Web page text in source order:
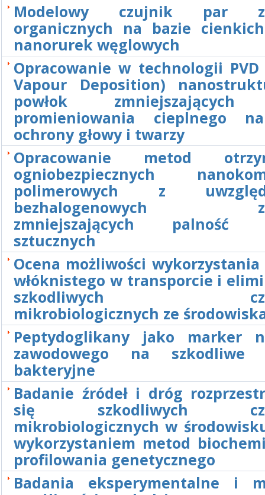
Modelowy czujnik par
organicznych na bazie
nanorurek węglowych
Opracowanie w technologii PVD
Vapour Deposition)
powłok zmniejszających
promieniowania cieplnego
ochrony głowy i twarzy
Opracowanie metod
ogniobezpiecznych
polimerowych z
bezhalogenowych
zmniejszających palność
sztucznych
Ocena możliwości wykorzystania
włóknistego w transporcie i
szkodliwych
mikrobiologicznych ze
Peptydoglikany jako marker
zawodowego na szkodliwe
bakteryjne
Badanie źródeł i dróg
się szkodliwych
mikrobiologicznych w
wykorzystaniem metod
profilowania genetycznego
Badania eksperymentalne i